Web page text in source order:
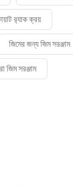
র‍্যাক ক্রয়
জিমের জন্য জিম সরঞ্জাম
জিম সরঞ্জাম